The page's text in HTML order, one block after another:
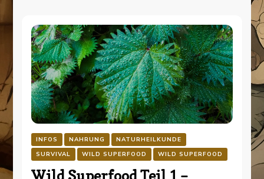
INFOS NAHRUNG
NATURHEILKUNDE
SURVIVAL
WILD SUPERFOOD WILD SUPERFOOD